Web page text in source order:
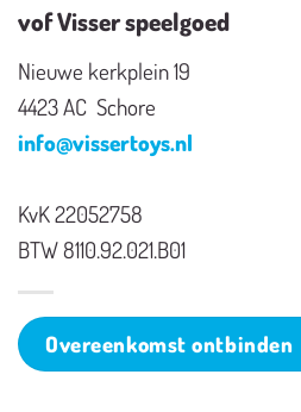
vof Visser speelgoed
Nieuwe kerkplein 19
4423 AC Schore
info@vissertoys.nl
KvK 22052758
BTW 8110.92.021.B01
Overeenkomst ontbinden